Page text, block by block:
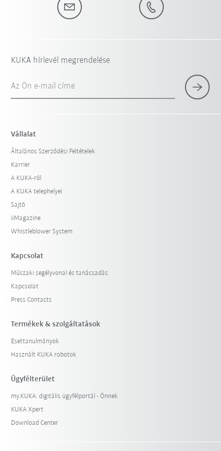
KUKA hírlevél megrendelése
Az Ön e-mail címe
Vállalat
Általános Szerződési Feltételek
Karrier
A KUKA-ról
A KUKA telephelyei
Sajtó
iiMagazine
Whistleblower System
Kapcsolat
Műszaki segélyvonal és tanácsadás
Kapcsolat
Press Contacts
Termékek & szolgáltatások
Esettanulmányok
Használt KUKA robotok
Ügyfélterület
my.KUKA: digitális ügyfélportál - Önnek
KUKA Xpert
Download Center